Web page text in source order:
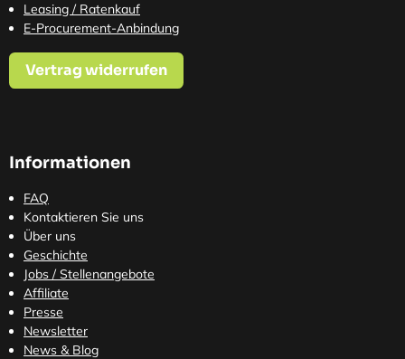
Leasing / Ratenkauf
E-Procurement-Anbindung
Vertrag widerrufen
Informationen
FAQ
Kontaktieren Sie uns
Über uns
Geschichte
Jobs / Stellenangebote
Affiliate
Presse
Newsletter
News & Blog